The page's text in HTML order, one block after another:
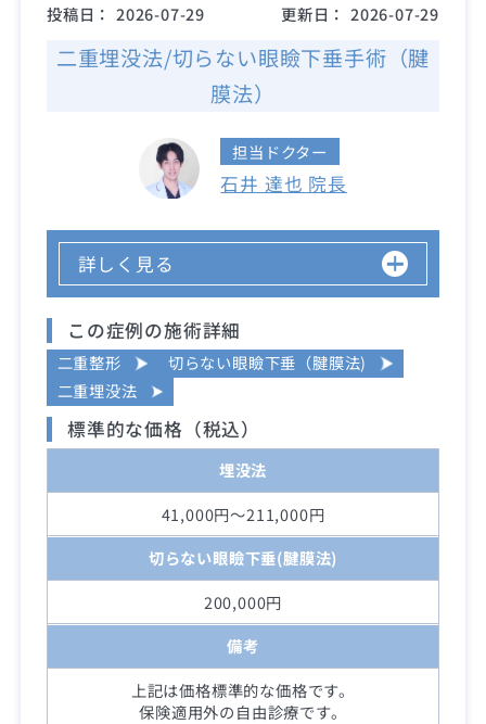
投稿日： 2026-07-29 更新日： 2026-07-29
二重埋没法/切らない眼瞼下垂手術（腱
膜法）
担当ドクター
石井 達也 院長
詳しく見る
この症例の施術詳細
二重整形
切らない眼瞼下垂（腱膜法)
二重埋没法
標準的な価格（税込）
埋没法
41,000円～211,000円
切らない眼瞼下垂(腱膜法)
200,000円
備考
上記は価格標準的な価格です。
保険適用外の自由診療です。